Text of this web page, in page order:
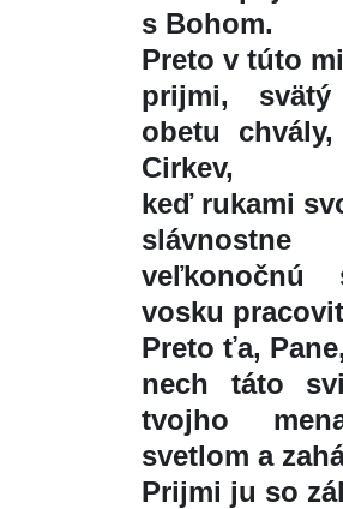
s Bohom.
Preto v túto
prijmi,
obetu
Cirkev,
keď rukami
veľkonočnú
vosku
Preto ťa,
nech táto
tvojho
svetlom a
Prijmi ju so